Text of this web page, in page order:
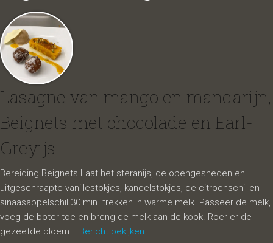
Lasagne van mango en mandarijn,
Beignets met chocolade en Earl-
Greyijs
Bereiding Beignets Laat het steranijs, de opengesneden en
uitgeschraapte vanillestokjes, kaneelstokjes, de citroenschil en
sinaasappelschil 30 min. trekken in warme melk. Passeer de melk,
voeg de boter toe en breng de melk aan de kook. Roer er de
gezeefde bloem... Bericht bekijken